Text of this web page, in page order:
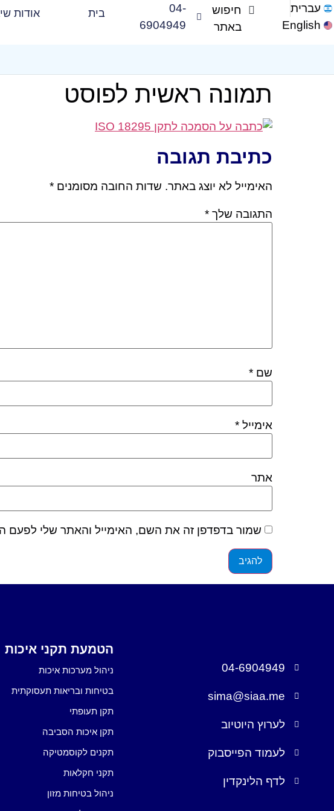
עברית
English
04-
6904949
בית אודות
תמונה ראשית לפוסט
כתיבת תגובה
האימייל לא יוצג באתר. שדות החובה מסומנים *
התגובה שלך *
שם *
אימייל *
אתר
שמור בדפדפן זה את השם, האימייל והאתר שלי לפעם
04-6904949
sima@siaa.me
לערוץ היוטיוב
לעמוד הפייסבוק
לדף הלינקדין
הטמעת תקני איכות
ניהול מערכות איכות
בטיחות ובריאות תעסוקתית
תקן תעופתי
תקן איכות הסביבה
תקנים לקוסמטיקה
תקני חקלאות
ניהול בטיחות מזון